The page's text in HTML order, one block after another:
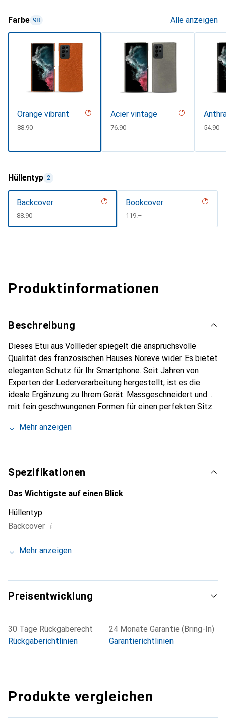
Farbe 98 Alle anzeigen
Orange vibrant
CHF
88.90
Acier vintage
CHF
76.90 CHF
54.90
Hüllentyp 2
Backcover
CHF
88.90
Bookcover
CHF
119.–
Produktinformationen
Beschreibung
Dieses Etui aus Vollleder spiegelt die anspruchsvolle
Qualität des französischen Hauses Noreve wider. Es bietet
eleganten Schutz für Ihr Smartphone. Seit Jahren von
Experten der Lederverarbeitung hergestellt, ist es die
ideale Ergänzung zu Ihrem Gerät. Massgeschneidert und
mit fein geschwungenen Formen für einen perfekten Sitz.
Smartphone. Die Marke Noreve ist international für ihre
für den anspruchsvollen Kunden.
Mehr anzeigen
Spezifikationen
Das Wichtigste auf einen Blick
Hüllentyp
Backcover i
Mehr anzeigen
Preisentwicklung
30 Tage Rückgaberecht
Rückgaberichtlinien
24 Monate Garantie (Bring-In)
Garantierichtlinien
Produkte vergleichen